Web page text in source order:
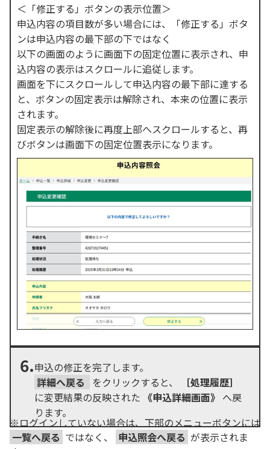
＜「修正する」ボタンの表示位置＞
申込内容の項目数が多い場合には、「修正する」ボタ
ンは申込内容の最下部の下ではなく
以下の画面のように画面下の固定位置に表示され、申
込内容の表示はスクロールに追従します。
画面を下にスクロールして申込内容の最下部に達する
と、ボタンの固定表示は解除され、本来の位置に表示
されます。
固定表示の解除後に再度上部へスクロールすると、再
びボタンは画面下の固定位置表示になります。
6.申込の修正を完了します。
詳細へ戻る
をクリックすると、
［処理履歴］
に変更結果の反映された 《申込詳細画面》 へ戻
ります。
※ログインしていない場合は、下部のメニューボタンには
一覧へ戻る ではなく、 申込照会へ戻る が表示されま